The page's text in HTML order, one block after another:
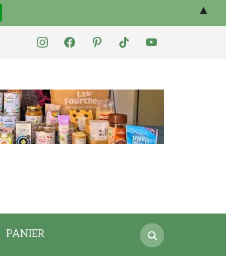
instagramfacebookpinteresttiktok youtube
Search
for:
PANIER
▲